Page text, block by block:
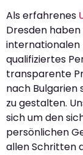
Als erfahrenes
Dresden
internationalen
qualifiziertes
transparente
nach Bulgarien
zu gestalten.
sich um den
persönlichen
allen Schritten